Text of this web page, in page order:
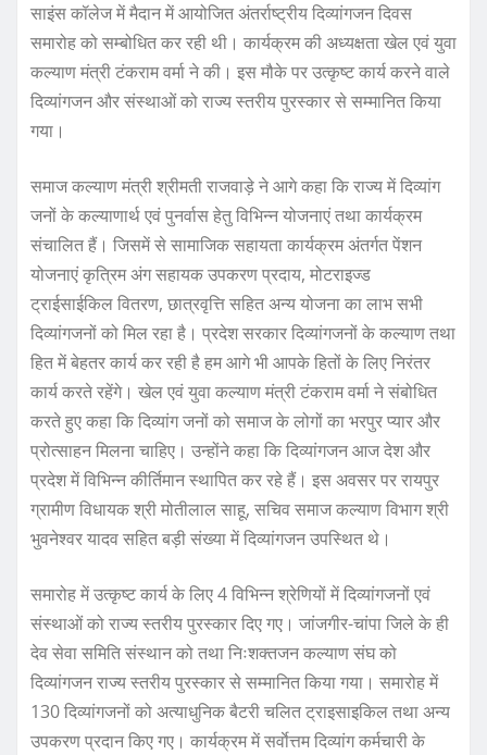
साइंस कॉलेज में मैदान में आयोजित अंतर्राष्ट्रीय दिव्यांगजन दिवस
समारोह को सम्बोधित कर रही थी। कार्यक्रम की अध्यक्षता खेल एवं युवा
कल्याण मंत्री टंकराम वर्मा ने की। इस मौके पर उत्कृष्ट कार्य करने वाले
दिव्यांगजन और संस्थाओं को राज्य स्तरीय पुरस्कार से सम्मानित किया
गया।
समाज कल्याण मंत्री श्रीमती राजवाड़े ने आगे कहा कि राज्य में दिव्यांग
जनों के कल्याणार्थ एवं पुनर्वास हेतु विभिन्न योजनाएं तथा कार्यक्रम
संचालित हैं। जिसमें से सामाजिक सहायता कार्यक्रम अंतर्गत पेंशन
योजनाएं कृत्रिम अंग सहायक उपकरण प्रदाय, मोटराइज्ड
ट्राईसाईकिल वितरण, छात्रवृत्ति सहित अन्य योजना का लाभ सभी
दिव्यांगजनों को मिल रहा है। प्रदेश सरकार दिव्यांगजनों के कल्याण तथा
हित में बेहतर कार्य कर रही है हम आगे भी आपके हितों के लिए निरंतर
कार्य करते रहेंगे। खेल एवं युवा कल्याण मंत्री टंकराम वर्मा ने संबोधित
करते हुए कहा कि दिव्यांग जनों को समाज के लोगों का भरपुर प्यार और
प्रोत्साहन मिलना चाहिए। उन्होंने कहा कि दिव्यांगजन आज देश और
प्रदेश में विभिन्न कीर्तिमान स्थापित कर रहे हैं। इस अवसर पर रायपुर
ग्रामीण विधायक श्री मोतीलाल साहू, सचिव समाज कल्याण विभाग श्री
भुवनेश्वर यादव सहित बड़ी संख्या में दिव्यांगजन उपस्थित थे।
समारोह में उत्कृष्ट कार्य के लिए 4 विभिन्न श्रेणियों में दिव्यांगजनों एवं
संस्थाओं को राज्य स्तरीय पुरस्कार दिए गए। जांजगीर-चांपा जिले के ही
देव सेवा समिति संस्थान को तथा निःशक्तजन कल्याण संघ को
दिव्यांगजन राज्य स्तरीय पुरस्कार से सम्मानित किया गया। समारोह में
130 दिव्यांगजनों को अत्याधुनिक बैटरी चलित ट्राइसाइकिल तथा अन्य
उपकरण प्रदान किए गए। कार्यक्रम में सर्वाेत्तम दिव्यांग कर्मचारी के